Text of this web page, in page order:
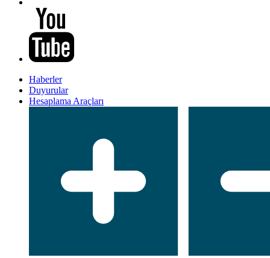
Haberler
Duyurular
Hesaplama Araçları